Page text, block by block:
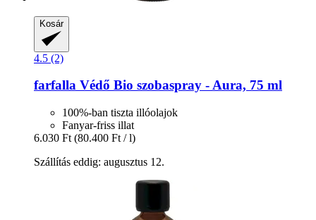
Kosár
4.5 (2)
farfalla Védő Bio szobaspray -​ Aura, 75 ml
100%-ban tiszta illóolajok
Fanyar-friss illat
6.030 Ft (80.400 Ft / l)
Szállítás eddig: augusztus 12.